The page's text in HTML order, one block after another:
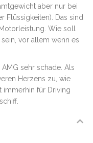
aber nur bei
Flüssigkeiten). Das sind
Wie soll
vor allem wenn es
sehr schade. Als
Herzens zu, wie
immerhin für Driving